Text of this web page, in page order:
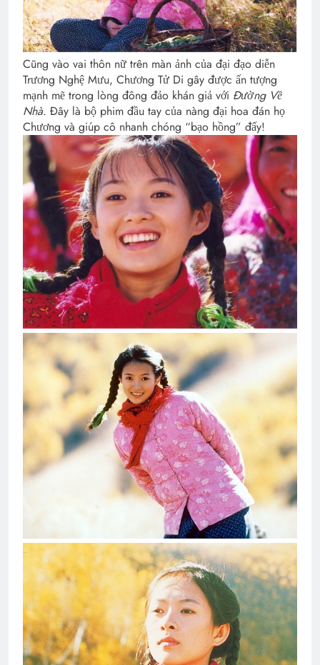
Cũng vào vai thôn nữ trên màn ảnh của đại đạo diễn
Trương Nghệ Mưu, Chương Tử Di gây được ấn tượng
mạnh mẽ trong lòng đông đảo khán giả với Đường Về
Nhà. Đây là bộ phim đầu tay của nàng đại hoa đán họ
Chương và giúp cô nhanh chóng “bạo hồng” đấy!